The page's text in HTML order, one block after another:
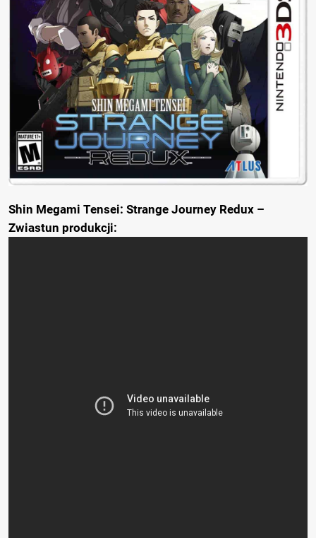
Shin Megami Tensei: Strange Journey Redux –
Zwiastun produkcji: